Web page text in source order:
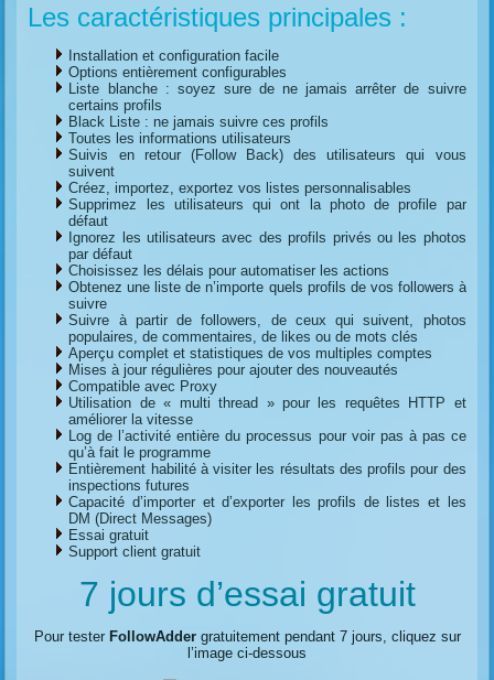
Les caractéristiques principales :
Installation et configuration facile
Options entièrement configurables
Liste blanche : soyez sure de ne jamais arrêter de suivre
certains profils
Black Liste : ne jamais suivre ces profils
Toutes les informations utilisateurs
Suivis en retour (Follow Back) des utilisateurs qui vous
suivent
Créez, importez, exportez vos listes personnalisables
Supprimez les utilisateurs qui ont la photo de profile par
défaut
Ignorez les utilisateurs avec des profils privés ou les photos
par défaut
Choisissez les délais pour automatiser les actions
Obtenez une liste de n’importe quels profils de vos followers à
suivre
Suivre à partir de followers, de ceux qui suivent, photos
populaires, de commentaires, de likes ou de mots clés
Aperçu complet et statistiques de vos multiples comptes
Mises à jour régulières pour ajouter des nouveautés
Compatible avec Proxy
Utilisation de « multi thread » pour les requêtes HTTP et
améliorer la vitesse
Log de l’activité entière du processus pour voir pas à pas ce
qu’à fait le programme
Entièrement habilité à visiter les résultats des profils pour des
inspections futures
Capacité d’importer et d’exporter les profils de listes et les
DM (Direct Messages)
Essai gratuit
Support client gratuit
7 jours d’essai gratuit
Pour tester FollowAddergratuitement pendant 7 jours, cliquez sur
l’image ci-dessous